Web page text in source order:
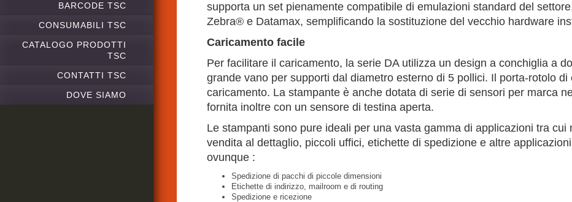
BARCODE TSC
CONSUMABILI TSC
CATALOGO PRODOTTI
TSC
CONTATTI TSC
DOVE SIAMO
supporta un set pienamente compatibile di emulazioni standard del
Zebra® e Datamax, semplificando la sostituzione del vecchio hardware
Caricamento facile
Per facilitare il caricamento, la serie DA utilizza un design a conchiglia a
grande vano per supporti dal diametro esterno di 5 pollici. Il porta-rotolo
caricamento. La stampante è anche dotata di serie di sensori per marca
fornita inoltre con un sensore di testina aperta.
Le stampanti sono pure ideali per una vasta gamma di applicazioni tra
vendita al dettaglio, piccoli uffici, etichette di spedizione e altre
ovunque :
Spedizione di pacchi di piccole dimensioni
Etichette di indirizzo, mailroom e di routing
Spedizione e ricezione